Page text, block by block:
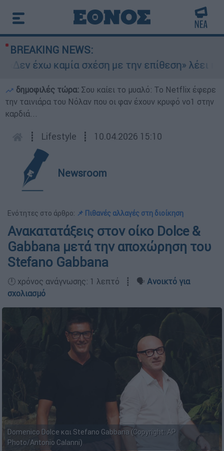
BREAKING NEWS:
έχω καμία σχέση με την επίθεση» λέει η
δημοφιλές τώρα: Σου καίει το μυαλό: Το Netflix έφερε
την ταινιάρα του Νόλαν που οι φαν έχουν κρυφό νο1 στην
καρδιά...
┋ Lifestyle ┋ 10.04.2026 15:10
Newsroom
Ενότητες στο άρθρο: 📌 Πιθανές αλλαγές στη διοίκηση
Ανακατατάξεις στον οίκο Dolce &
Gabbana μετά την αποχώρηση του
Stefano Gabbana
🕛 χρόνος ανάγνωσης: 1 λεπτό ┋ 🗣️ Ανοικτό για
σχολιασμό
Domenico Dolce και Stefano Gabbana (Copyright: AP
Photo/Antonio Calanni)